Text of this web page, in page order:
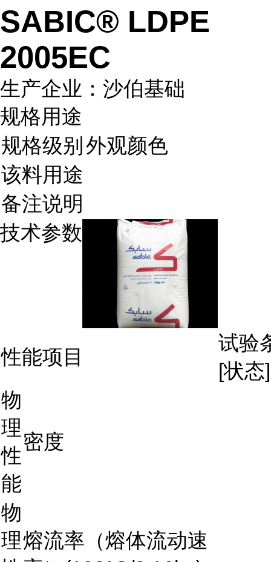
SABIC® LDPE
2005EC
生产企业：沙伯基础
规格用途
规格级别 外观颜色
该料用途
备注说明
技术参数
性能项目
试验
[状态]
物
理
性
能
密度
物
理熔流率（熔体流动速